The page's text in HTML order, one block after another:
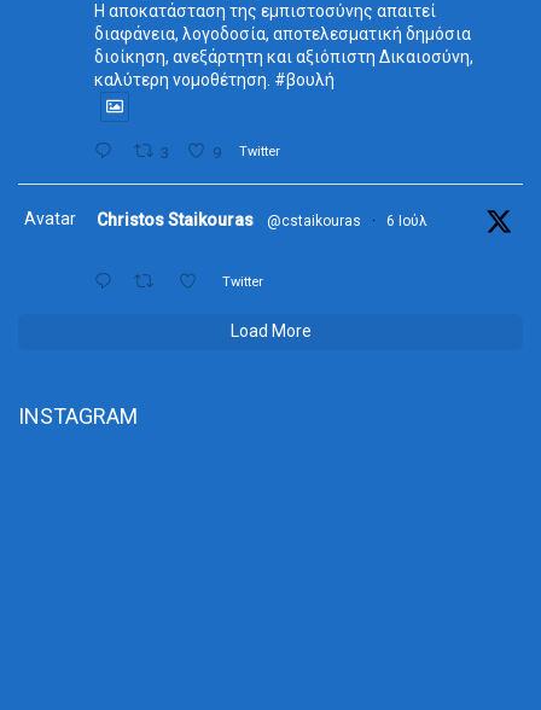
Η αποκατάσταση της εμπιστοσύνης απαιτεί
διαφάνεια, λογοδοσία, αποτελεσματική δημόσια
διοίκηση, ανεξάρτητη και αξιόπιστη Δικαιοσύνη,
καλύτερη νομοθέτηση. #βουλή
3 9 Twitter
Avatar Christos Staikouras @cstaikouras · 6 Ιούλ
Twitter
Load More
INSTAGRAM